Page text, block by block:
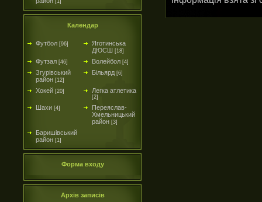
[1]
Календар
Футбол [96]
Яготинська
ДЮСШ [18]
Футзал [46] Волейбол [4]
Згурівський
район [12]
Більярд [6]
Хокей [20] Легка атлетика
[2]
Шахи [4]
Переяслав-
Хмельницький
район [3]
Баришівський
район [1]
Форма входу
Архів записів